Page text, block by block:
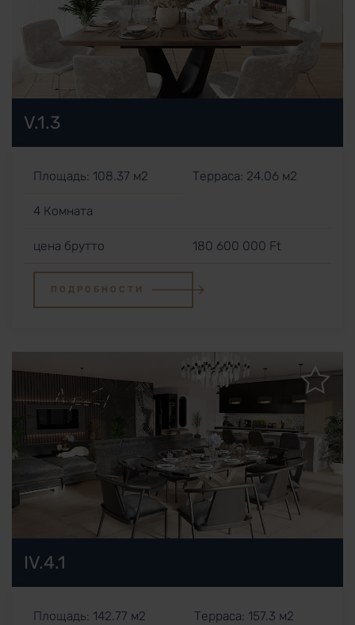
V.1.3
Площадь: 108.37 м2 Терраса: 24.06 м2
4 Комната
цена брутто 180 600 000 Ft
ПОДРОБНОСТИ
IV.4.1
Площадь: 142.77 м2 Терраса: 157.3 м2